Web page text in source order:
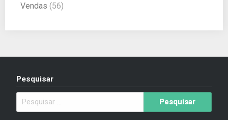
Vendas (56)
Pesquisar